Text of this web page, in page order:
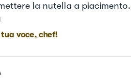
la nutella a piacimento.
voce, chef!